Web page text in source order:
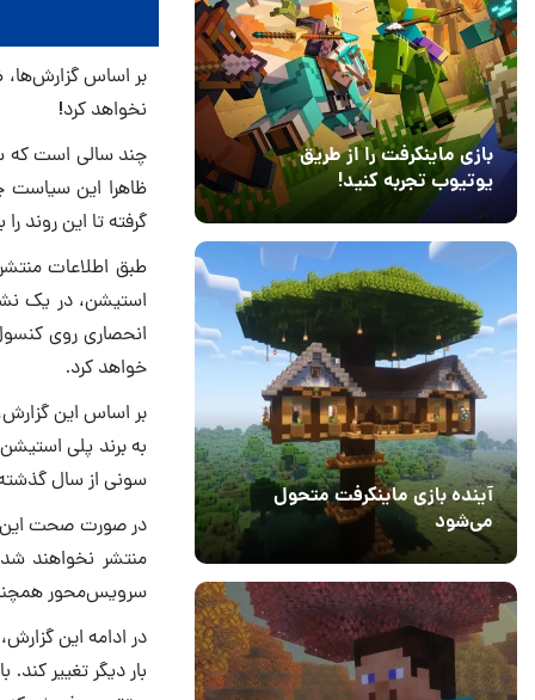
بازی ماینکرفت را از طریق
یوتیوب تجربه کنید!
41
آینده بازی ماینکرفت متحول
می‌شود
بر اساس گزارش‌ها،
نخواهد کرد!
چند سالی است که
ظاهرا این سیاست
گرفته تا این روند
طبق اطلاعات
استیشن، در یک
انحصاری روی
خواهد کرد.
بر اساس این
سونی از سال گذشته
در صورت صحت این
منتشر نخواهند
سرویس‌محور
در ادامه این
بار دیگر تغییر